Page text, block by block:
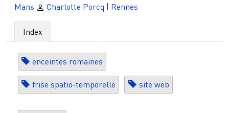
Mans
Charlotte Porcq | Rennes
Index
enceintes romaines
frise spatio-temporelle site web